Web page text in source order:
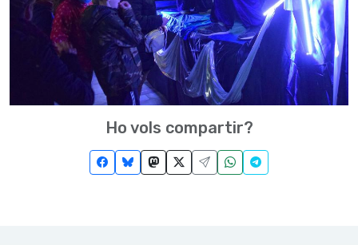
Ho vols compartir?